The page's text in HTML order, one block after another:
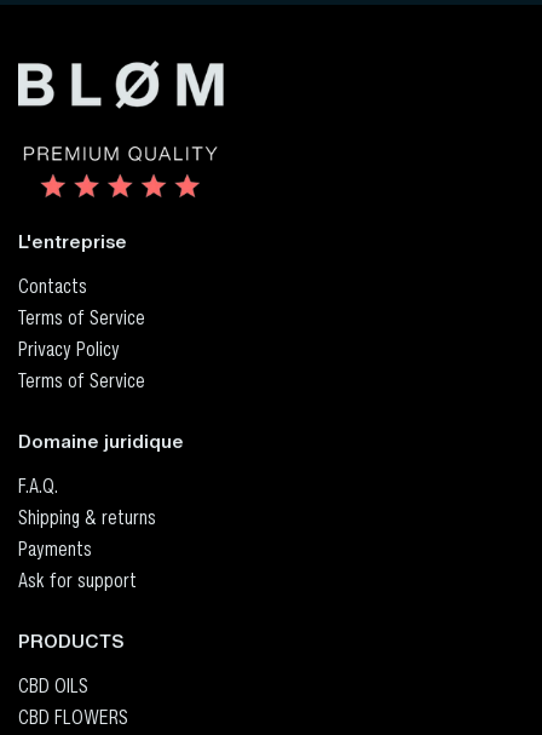
L'entreprise
Contacts
Terms of Service
Privacy Policy
Terms of Service
Domaine juridique
F.A.Q.
Shipping & returns
Payments
Ask for support
PRODUCTS
CBD OILS
CBD FLOWERS